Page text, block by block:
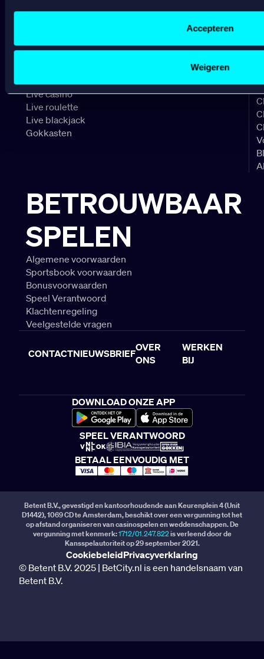
Advertentie- en contentmeting, inzichten in het publiek
Sociale media functionaliteit.
Accepteren
Weigeren
CASINO
Live casino
Live roulette
Live blackjack
Gokkasten
BETROUWBAAR
SPELEN
Algemene voorwaarden
Sportsbook voorwaarden
Bonusvoorwaarden
Speel Verantwoord
Klachtenregeling
Veelgestelde vragen
CONTACTNIEUWSBRIEF
OVER
ONS
WERKEN
BIJ
DOWNLOAD ONZE APP
SPEEL VERANTWOORD
BETAAL EENVOUDIG MET
Betent B.V., gevestigd en kantoorhoudende aan Keurenplein 4 (Unit
D1442), 1069 CD te Amsterdam, beschikt over een vergunning tot het
op afstand organiseren van casinospelen en weddenschappen. De
vergunning met kenmerk:1712/01.247.822is verleend door de
Kansspelautoriteit op 29 september 2021.
CookiebeleidPrivacyverklaring
© Betent B.V. 2025 | BetCity.nl is een handelsnaam van
Betent B.V.